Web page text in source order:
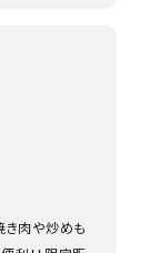
き肉や炒めも